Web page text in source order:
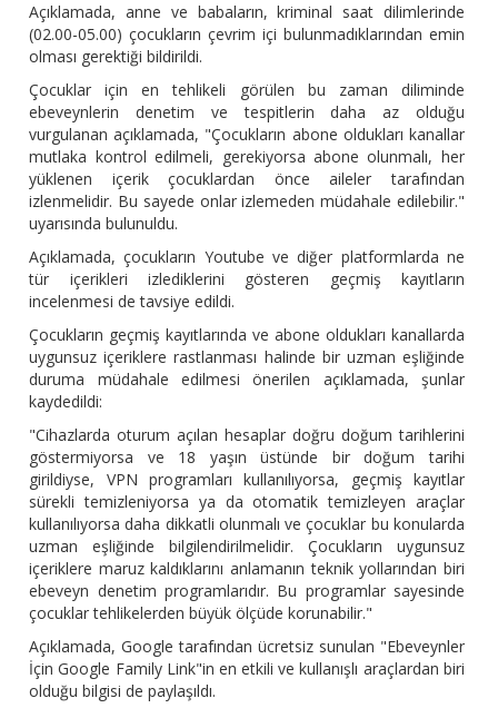
Açıklamada, anne ve babaların, kriminal saat dilimlerinde
(02.00-05.00) çocukların çevrim içi bulunmadıklarından emin
olması gerektiği bildirildi.
Çocuklar için en tehlikeli görülen bu zaman diliminde
ebeveynlerin denetim ve tespitlerin daha az olduğu
vurgulanan açıklamada, "Çocukların abone oldukları kanallar
mutlaka kontrol edilmeli, gerekiyorsa abone olunmalı, her
yüklenen içerik çocuklardan önce aileler tarafından
izlenmelidir. Bu sayede onlar izlemeden müdahale edilebilir."
uyarısında bulunuldu.
Açıklamada, çocukların Youtube ve diğer platformlarda ne
tür içerikleri izlediklerini gösteren geçmiş kayıtların
incelenmesi de tavsiye edildi.
Çocukların geçmiş kayıtlarında ve abone oldukları kanallarda
uygunsuz içeriklere rastlanması halinde bir uzman eşliğinde
duruma müdahale edilmesi önerilen açıklamada, şunlar
kaydedildi:
"Cihazlarda oturum açılan hesaplar doğru doğum tarihlerini
göstermiyorsa ve 18 yaşın üstünde bir doğum tarihi
girildiyse, VPN programları kullanılıyorsa, geçmiş kayıtlar
sürekli temizleniyorsa ya da otomatik temizleyen araçlar
kullanılıyorsa daha dikkatli olunmalı ve çocuklar bu konularda
uzman eşliğinde bilgilendirilmelidir. Çocukların uygunsuz
içeriklere maruz kaldıklarını anlamanın teknik yollarından biri
ebeveyn denetim programlarıdır. Bu programlar sayesinde
çocuklar tehlikelerden büyük ölçüde korunabilir."
Açıklamada, Google tarafından ücretsiz sunulan "Ebeveynler
İçin Google Family Link"in en etkili ve kullanışlı araçlardan biri
olduğu bilgisi de paylaşıldı.